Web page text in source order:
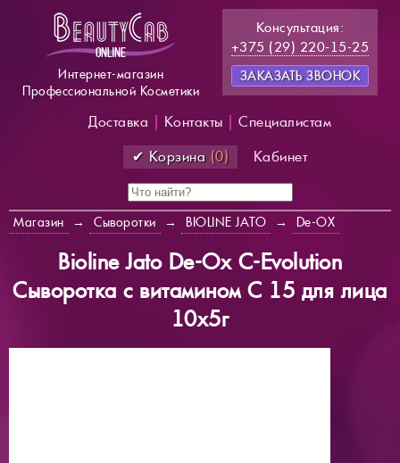
Интернет-магазин
Профессиональной Косметики
Консультация:
+375 (29) 220-15-25
ЗАКАЗАТЬ ЗВОНОК
Доставка Контакты
Специалистам
✔ Корзина (0) Кабинет
Магазин → Сыворотки → BIOLINE JATO → De-OX
Bioline Jato De-Ox C-Evolution
Сыворотка с витамином С 15 для лица
10х5г